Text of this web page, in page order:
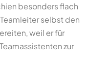
besonders flach
selbst den
weil er für
zur